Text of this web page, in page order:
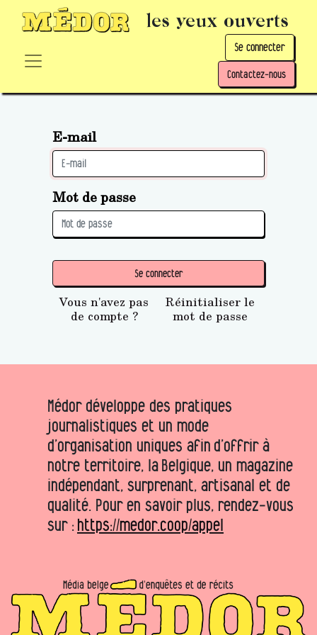
les yeux ouverts
Se connecter
Contactez-nous
E-mail
Mot de passe
Se connecter
Vous n'avez pas
de compte ?
Réinitialiser le
mot de passe
Médor développe des pratiques
journalistiques et un mode
d’organisation uniques afin d’offrir à
notre territoire, la Belgique, un magazine
indépendant, surprenant, artisanal et de
qualité. Pour en savoir plus, rendez-vous
sur : https://medor.coop/appel